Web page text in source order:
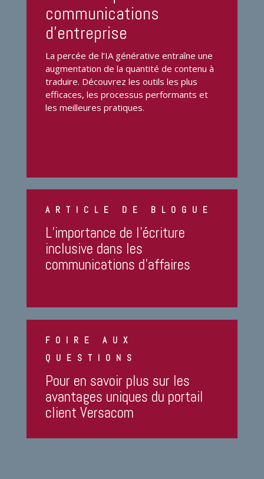
communications
d’entreprise
La percée de l’IA générative entraîne une
augmentation de la quantité de contenu à
traduire. Découvrez les outils les plus
efficaces, les processus performants et
les meilleures pratiques.
ARTICLE DE BLOGUE
L’importance de l’écriture
inclusive dans les
communications d’affaires
FOIRE AUX
QUESTIONS
Pour en savoir plus sur les
avantages uniques du portail
client Versacom